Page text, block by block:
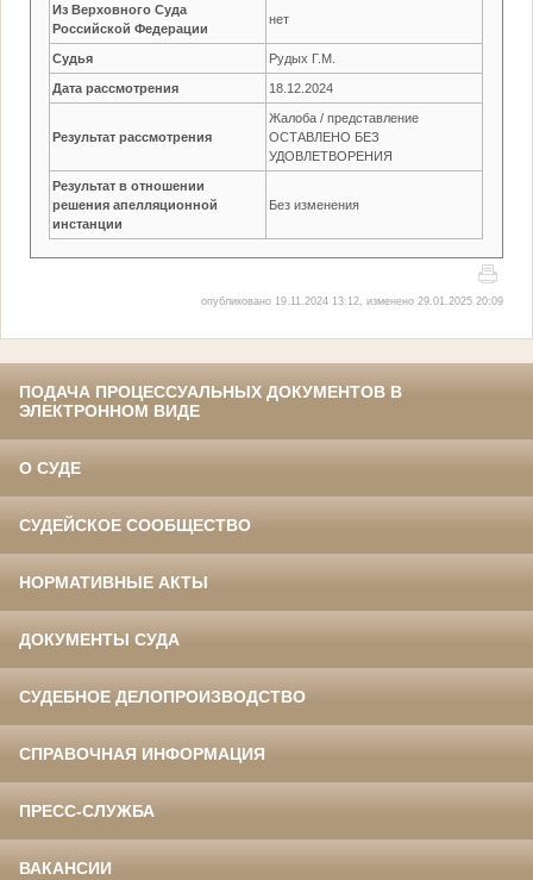
Из Верховного Суда
Российской Федерации
нет
Судья Рудых Г.М.
Дата рассмотрения 18.12.2024
Результат рассмотрения
Жалоба / представление
ОСТАВЛЕНО БЕЗ
УДОВЛЕТВОРЕНИЯ
Результат в отношении
решения апелляционной
инстанции
Без изменения
опубликовано 19.11.2024 13:12, изменено 29.01.2025 20:09
ПОДАЧА ПРОЦЕССУАЛЬНЫХ ДОКУМЕНТОВ В
ЭЛЕКТРОННОМ ВИДЕ
О СУДЕ
СУДЕЙСКОЕ СООБЩЕСТВО
НОРМАТИВНЫЕ АКТЫ
ДОКУМЕНТЫ СУДА
СУДЕБНОЕ ДЕЛОПРОИЗВОДСТВО
СПРАВОЧНАЯ ИНФОРМАЦИЯ
ПРЕСС-СЛУЖБА
ВАКАНСИИ